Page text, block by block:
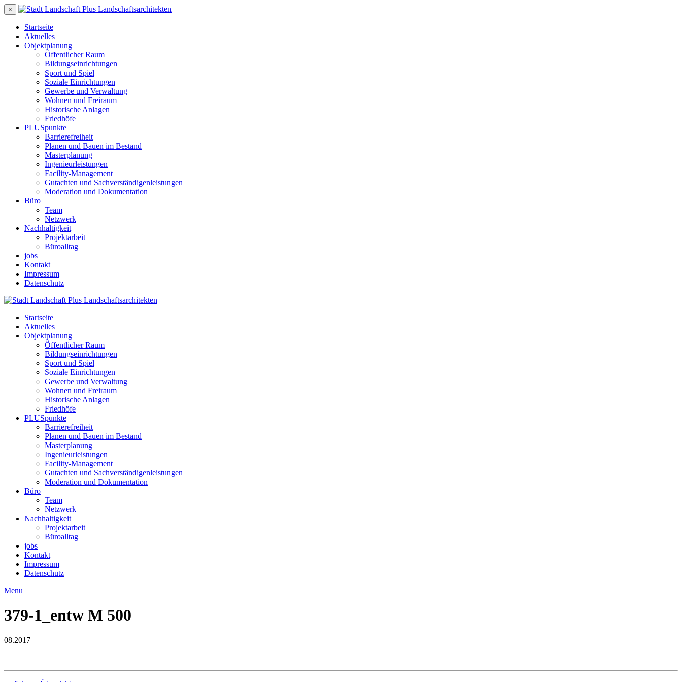
×
Startseite
Aktuelles
Objektplanung
Öffentlicher Raum
Bildungseinrichtungen
Sport und Spiel
Soziale Einrichtungen
Gewerbe und Verwaltung
Wohnen und Freiraum
Historische Anlagen
Friedhöfe
PLUSpunkte
Barrierefreiheit
Planen und Bauen im Bestand
Masterplanung
Ingenieurleistungen
Facility-Management
Gutachten und Sachverständigenleistungen
Moderation und Dokumentation
Büro
Team
Netzwerk
Nachhaltigkeit
Projektarbeit
Büroalltag
jobs
Kontakt
Impressum
Datenschutz
Startseite
Aktuelles
Objektplanung
Öffentlicher Raum
Bildungseinrichtungen
Sport und Spiel
Soziale Einrichtungen
Gewerbe und Verwaltung
Wohnen und Freiraum
Historische Anlagen
Friedhöfe
PLUSpunkte
Barrierefreiheit
Planen und Bauen im Bestand
Masterplanung
Ingenieurleistungen
Facility-Management
Gutachten und Sachverständigenleistungen
Moderation und Dokumentation
Büro
Team
Netzwerk
Nachhaltigkeit
Projektarbeit
Büroalltag
jobs
Kontakt
Impressum
Datenschutz
Menu
379-1_entw M 500
08.2017